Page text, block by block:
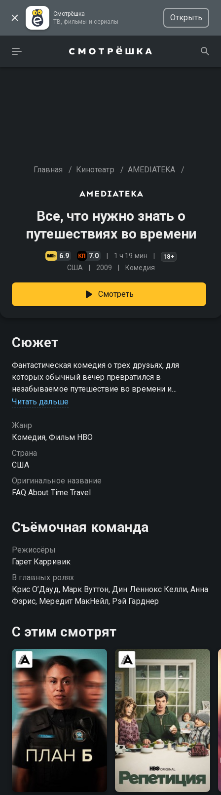
Смотрёшка
ТВ, фильмы и сериалы
Открыть
Главная / Кинотеатр / AMEDIATEKA /
Все, что нужно знать о
путешествиях во времени
6.9 7.0 1 ч 19 мин 18+
США 2009 Комедия
Смотреть
Сюжет
Фантастическая комедия о трех друзьях, для
которых обычный вечер превратился в
незабываемое путешествие во времени и
пространстве. Смотреть сериал «Все, что нужно
хорошем качестве вы можете в подписке
Амедиатека в Смотрёшке.
Читать дальше
Жанр
Комедия, Фильм HBO
Страна
США
Оригинальное название
FAQ About Time Travel
Съёмочная команда
Режиссёры
Гарет Карривик
В главных ролях
Крис О’Дауд, Марк Вуттон, Дин Леннокс Келли, Анна
Фэрис, Мередит МакНейл, Рэй Гарднер
С этим смотрят
7.6 7.7 8.5